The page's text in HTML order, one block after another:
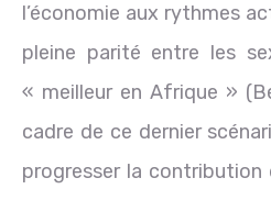
l’économie aux rythmes
pleine parité entre les
« meilleur en Afrique »
cadre de ce dernier
progresser la